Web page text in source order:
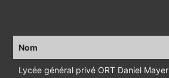
Nom
Lycée général privé ORT Daniel Mayer